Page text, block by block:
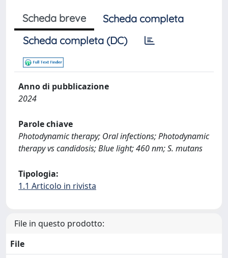
Scheda breve
Scheda completa
Scheda completa (DC)
Anno di pubblicazione
2024
Parole chiave
Photodynamic therapy; Oral infections; Photodynamic
therapy vs candidosis; Blue light; 460 nm; S. mutans
Tipologia:
1.1 Articolo in rivista
File in questo prodotto:
File